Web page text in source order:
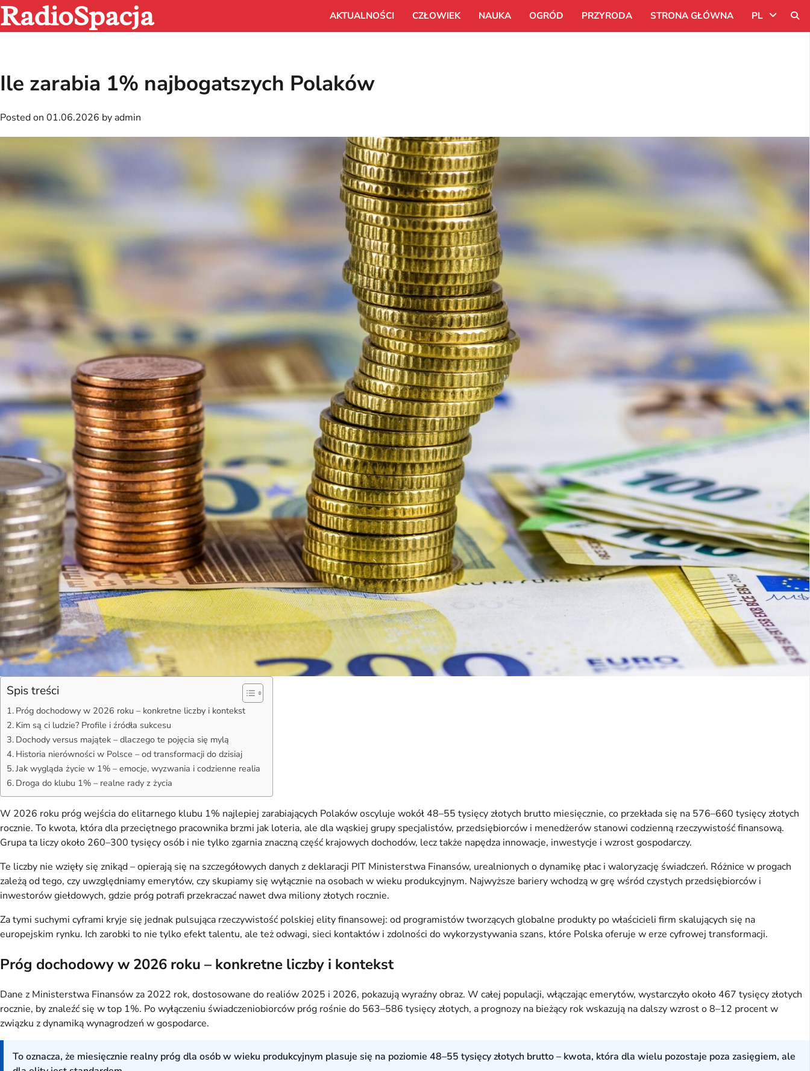
Skip
to
content
RadioSpacja AKTUALNOŚCI CZŁOWIEK NAUKA OGRÓD PRZYRODA STRONA GŁÓWNA PL
Ile zarabia 1% najbogatszych Polaków
Posted on 01.06.2026 by admin
Spis treści
Próg dochodowy w 2026 roku – konkretne liczby i kontekst
Kim są ci ludzie? Profile i źródła sukcesu
Dochody versus majątek – dlaczego te pojęcia się mylą
Historia nierówności w Polsce – od transformacji do dzisiaj
Jak wygląda życie w 1% – emocje, wyzwania i codzienne realia
Droga do klubu 1% – realne rady z życia
W 2026 roku próg wejścia do elitarnego klubu 1% najlepiej zarabiających Polaków oscyluje wokół 48–55 tysięcy złotych brutto miesięcznie, co przekłada się na 576–660 tysięcy złotych
rocznie. To kwota, która dla przeciętnego pracownika brzmi jak loteria, ale dla wąskiej grupy specjalistów, przedsiębiorców i menedżerów stanowi codzienną rzeczywistość finansową.
Grupa ta liczy około 260–300 tysięcy osób i nie tylko zgarnia znaczną część krajowych dochodów, lecz także napędza innowacje, inwestycje i wzrost gospodarczy.
Te liczby nie wzięły się znikąd – opierają się na szczegółowych danych z deklaracji PIT Ministerstwa Finansów, urealnionych o dynamikę płac i waloryzację świadczeń. Różnice w progach
zależą od tego, czy uwzględniamy emerytów, czy skupiamy się wyłącznie na osobach w wieku produkcyjnym. Najwyższe bariery wchodzą w grę wśród czystych przedsiębiorców i
inwestorów giełdowych, gdzie próg potrafi przekraczać nawet dwa miliony złotych rocznie.
Za tymi suchymi cyframi kryje się jednak pulsująca rzeczywistość polskiej elity finansowej: od programistów tworzących globalne produkty po właścicieli firm skalujących się na
europejskim rynku. Ich zarobki to nie tylko efekt talentu, ale też odwagi, sieci kontaktów i zdolności do wykorzystywania szans, które Polska oferuje w erze cyfrowej transformacji.
Próg dochodowy w 2026 roku – konkretne liczby i kontekst
Dane z Ministerstwa Finansów za 2022 rok, dostosowane do realiów 2025 i 2026, pokazują wyraźny obraz. W całej populacji, włączając emerytów, wystarczyło około 467 tysięcy złotych
rocznie, by znaleźć się w top 1%. Po wyłączeniu świadczeniobiorców próg rośnie do 563–586 tysięcy złotych, a prognozy na bieżący rok wskazują na dalszy wzrost o 8–12 procent w
związku z dynamiką wynagrodzeń w gospodarce.
To oznacza, że miesięcznie realny próg dla osób w wieku produkcyjnym plasuje się na poziomie 48–55 tysięcy złotych brutto – kwota, która dla wielu pozostaje poza zasięgiem, ale